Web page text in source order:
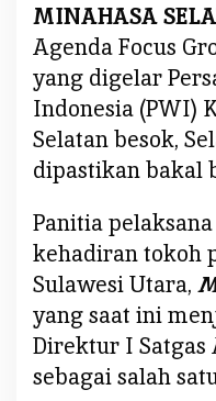
MINAHASA
Agenda Focus
yang digelar
Indonesia (PWI)
Selatan besok,
dipastikan bakal
Panitia
kehadiran tokoh
Sulawesi Utara,
yang saat ini
Direktur I Satgas
sebagai salah